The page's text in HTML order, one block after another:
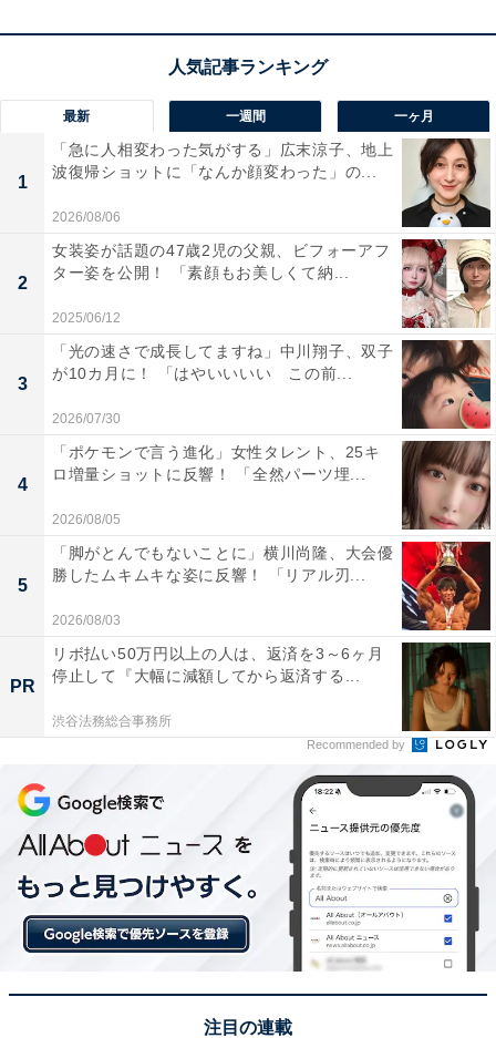
最新 一週間 一ヶ月
1
「急に人相変わった気がする」広末涼子、地上
波復帰ショットに「なんか顔変わった」の...
2026/08/06
2
女装姿が話題の47歳2児の父親、ビフォーアフ
ター姿を公開！ 「素顔もお美しくて納...
2025/06/12
3
「光の速さで成長してますね」中川翔子、双子
が10カ月に！ 「はやいいいい この前...
2026/07/30
4
「ポケモンで言う進化」女性タレント、25キ
ロ増量ショットに反響！ 「全然パーツ埋...
2026/08/05
5
「脚がとんでもないことに」横川尚隆、大会優
勝したムキムキな姿に反響！ 「リアル刃...
2026/08/03
PR
リボ払い50万円以上の人は、返済を3～6ヶ月
停止して『大幅に減額してから返済する...
渋谷法務総合事務所
Recommended by
注目の連載